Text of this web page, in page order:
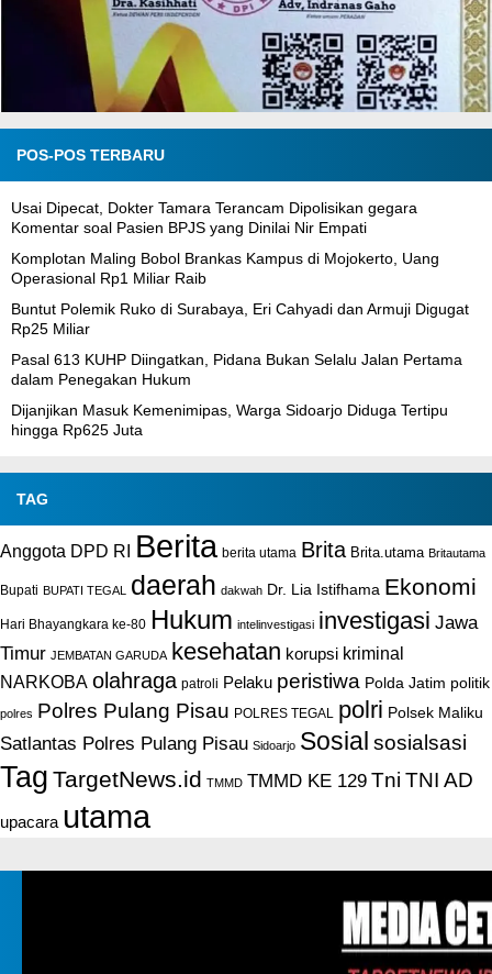
POS-POS TERBARU
Usai Dipecat, Dokter Tamara Terancam Dipolisikan gegara
Komentar soal Pasien BPJS yang Dinilai Nir Empati
Komplotan Maling Bobol Brankas Kampus di Mojokerto, Uang
Operasional Rp1 Miliar Raib
Buntut Polemik Ruko di Surabaya, Eri Cahyadi dan Armuji Digugat
Rp25 Miliar
Pasal 613 KUHP Diingatkan, Pidana Bukan Selalu Jalan Pertama
dalam Penegakan Hukum
Dijanjikan Masuk Kemenimipas, Warga Sidoarjo Diduga Tertipu
hingga Rp625 Juta
TAG
Anggota DPD RI Berita berita utama Brita Brita.utama Britautama
Bupati BUPATI TEGAL daerah dakwah Dr. Lia Istifhama Ekonomi
Hari Bhayangkara ke-80 Hukum intelinvestigasi investigasi Jawa
Timur JEMBATAN GARUDA kesehatan korupsi kriminal
NARKOBA olahraga patroli Pelaku peristiwa Polda Jatim politik
polres Polres Pulang Pisau POLRES TEGAL polri Polsek Maliku
Satlantas Polres Pulang Pisau Sidoarjo Sosial sosialsasi
Tag TargetNews.id TMMD TMMD KE 129 Tni TNI AD
upacara utama